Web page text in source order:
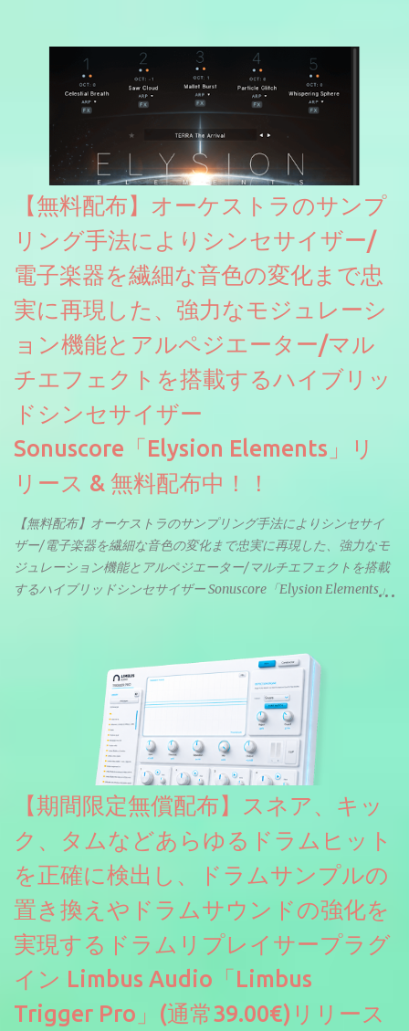
【無料配布】オーケストラのサンプ
リング手法によりシンセサイザー/
電子楽器を繊細な音色の変化まで忠
実に再現した、強力なモジュレーシ
ョン機能とアルペジエーター/マル
チエフェクトを搭載するハイブリッ
ドシンセサイザー
Sonuscore「Elysion Elements」リ
リース & 無料配布中！！
【無料配布】オーケストラのサンプリング手法によりシンセサイ
ザー/電子楽器を繊細な音色の変化まで忠実に再現した、強力なモ
ジュレーション機能とアルペジエーター/マルチエフェクトを搭載
するハイブリッドシンセサイザー Sonuscore「Elysion Elements」
えるようになっています。総容量も7GBを超えます。複数の設定に
より音色が作りこまれているため、あらかじめアルペジオがプロ
グラムされているプリセットも多いですが、アルペジオを切るこ
とももちろんできます。 ほとんどのシンセライブラリは、音を一
度サンプリングしてベロシティで音量を調整します。 しかし、
ELYSIONは違います。ビンテージシンセを含む様々な音源から、
複数のベロシティレイヤーにわたって録音し、各レイヤーを整形
することで、弱く演奏した場合と強く演奏した場合で、全く異な
る音色が得られます。単に音量を変えただけの同じ音ではありま
せん。
【期間限定無償配布】スネア、キッ
ク、タムなどあらゆるドラムヒット
を正確に検出し、ドラムサンプルの
置き換えやドラムサウンドの強化を
実現するドラムリプレイサープラグ
イン Limbus Audio「Limbus
Trigger Pro」(通常39.00€)リリース